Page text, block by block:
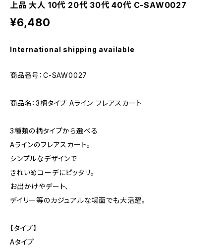
上品 大人 10代 20代 30代 40代 C-SAW0027
¥6,480
International shipping available
商品番号：C-SAW0027
商品名：3柄タイプ Aライン フレアスカート
3種類の柄タイプから選べる
Aラインのフレアスカート。
シンプルなデザインで
きれいめコーデにピッタリ。
お出かけやデート、
デイリー等のカジュアルな場面でも大活躍。
【タイプ】
Aタイプ